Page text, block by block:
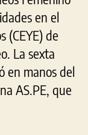
en el
(CEYE) de
La sexta
en manos del
AS.PE, que